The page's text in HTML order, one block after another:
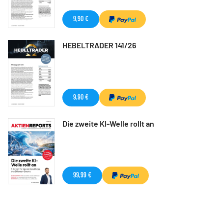
9,90 €
HEBELTRADER 141/26
9,90 €
Die zweite KI-Welle rollt an
99,99 €